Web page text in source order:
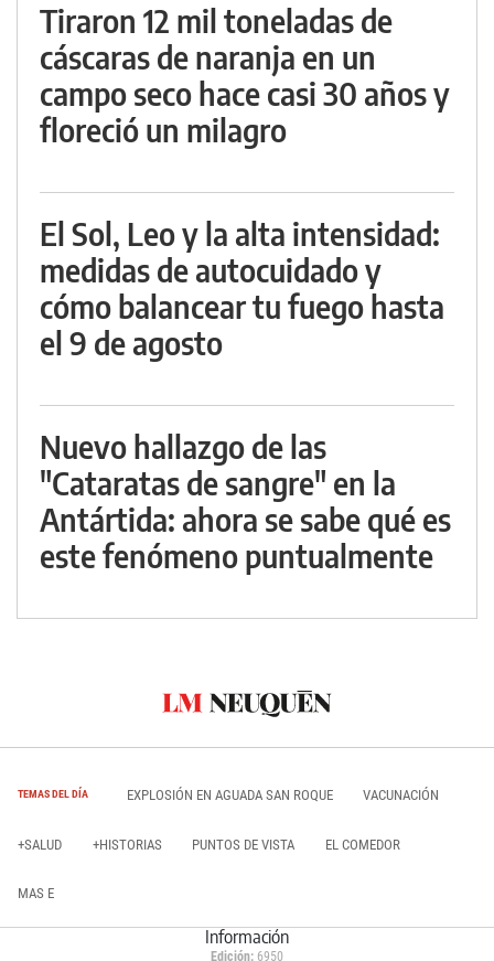
Tiraron 12 mil toneladas de
cáscaras de naranja en un
campo seco hace casi 30 años y
floreció un milagro
El Sol, Leo y la alta intensidad:
medidas de autocuidado y
cómo balancear tu fuego hasta
el 9 de agosto
Nuevo hallazgo de las
"Cataratas de sangre" en la
Antártida: ahora se sabe qué es
este fenómeno puntualmente
TEMAS DEL DÍA EXPLOSIÓN EN AGUADA SAN ROQUE VACUNACIÓN
+SALUD +HISTORIAS PUNTOS DE VISTA EL COMEDOR
MAS E
Información
Edición: 6950